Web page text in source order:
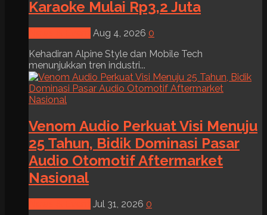
Karaoke Mulai Rp3,2 Juta
Aug 4, 2026 0
Kehadiran Alpine Style dan Mobile Tech
menunjukkan tren industri...
Venom Audio Perkuat Visi Menuju
25 Tahun, Bidik Dominasi Pasar
Audio Otomotif Aftermarket
Nasional
Jul 31, 2026 0